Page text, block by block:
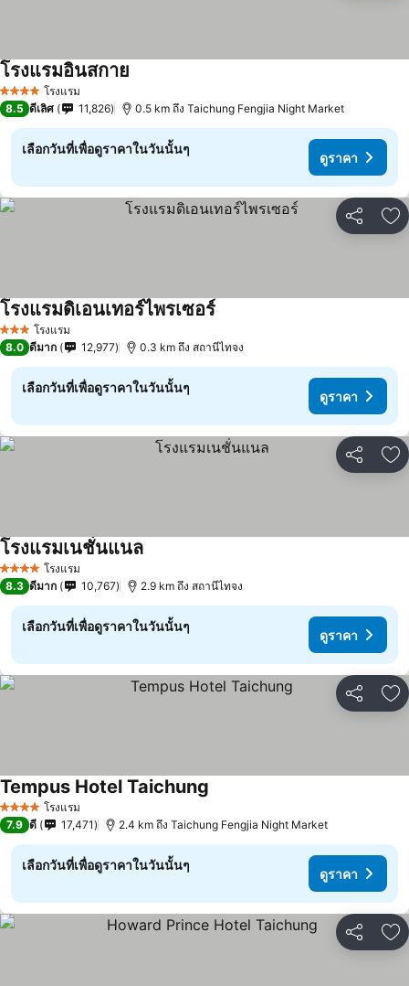
4 ดาว โรงแรม
โรงแรมอินสกาย
8.5 ดีเลิศ 11,826 0.5 km ถึง Taichung Fengjia Night Market
เลือกวันที่เพื่อดูราคาในวันนั้นๆ
ดูราคา
แชร์ เ
3 ดาว โรงแรม
โรงแรมดิเอนเทอร์ไพรเซอร์
8.0 ดีมาก 12,977 0.3 km ถึง สถานีไทจง
เลือกวันที่เพื่อดูราคาในวันนั้นๆ
ดูราคา
แชร์ เ
4 ดาว โรงแรม
โรงแรมเนชั่นแนล
8.3 ดีมาก 10,767 2.9 km ถึง สถานีไทจง
เลือกวันที่เพื่อดูราคาในวันนั้นๆ
ดูราคา
แชร์ เ
4 ดาว โรงแรม
Tempus Hotel Taichung
7.9 ดี 17,471 2.4 km ถึง Taichung Fengjia Night Market
เลือกวันที่เพื่อดูราคาในวันนั้นๆ
ดูราคา
แชร์ เ